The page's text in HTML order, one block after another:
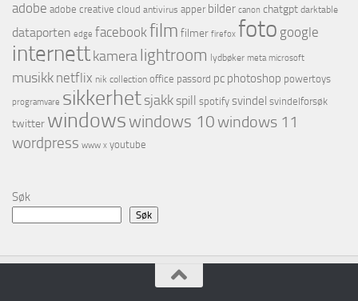
adobe adobe creative cloud antivirus apper bilder canon chatgpt darktable
dataporten edge facebookfilm filmer firefox foto google
internettkameralightroom lydbøker meta microsoft
musikk netflix nik collection office passord pc photoshop powertoys
programvare sikkerhetsjakkspill spotify svindel svindelforsøk
twitter windows windows 10windows 11
wordpress www x youtube
Søk
Søk